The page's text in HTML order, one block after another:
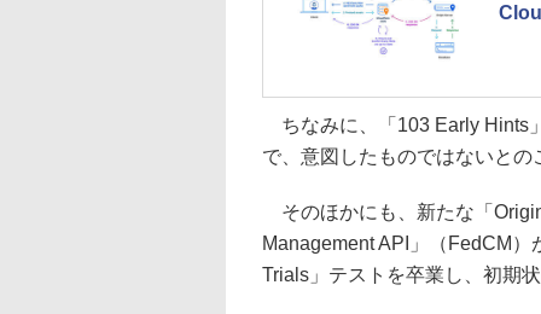
ちなみに、「103 Early Hints
で、意図したものではないとの
そのほかにも、新たな「
Management API」（FedCM
Trials」テストを卒業し、初期